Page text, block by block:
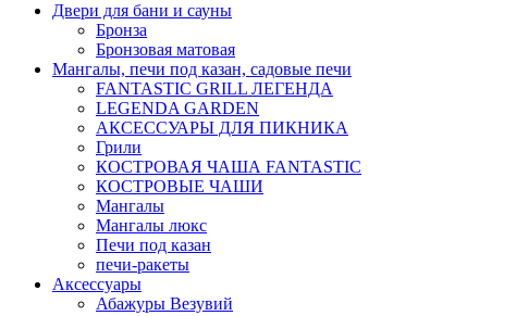
Двери для бани и сауны
Бронза
Бронзовая матовая
Мангалы, печи под казан, садовые печи
FANTASTIC GRILL ЛЕГЕНДА
LEGENDA GARDEN
АКСЕССУАРЫ ДЛЯ ПИКНИКА
Грили
КОСТРОВАЯ ЧАША FANTASTIC
КОСТРОВЫЕ ЧАШИ
Мангалы
Мангалы люкс
Печи под казан
печи-ракеты
Аксессуары
Абажуры Везувий